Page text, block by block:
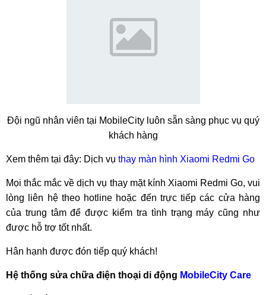
Đội ngũ nhân viên tại MobileCity luôn sẵn sàng phục vụ quý
khách hàng
Xem thêm tại đây: Dịch vụ thay màn hình Xiaomi Redmi Go
Mọi thắc mắc về dịch vụ thay mặt kính Xiaomi Redmi Go, vui
lòng liên hệ theo hotline hoặc đến trực tiếp các cửa hàng
của trung tâm để được kiểm tra tình trạng máy cũng như
được hỗ trợ tốt nhất.
Hân hạnh được đón tiếp quý khách!
Hệ thống sửa chữa điện thoại di động MobileCity Care